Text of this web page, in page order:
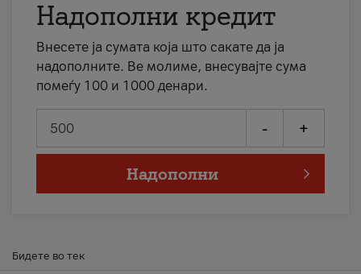
Надополни кредит
Внесете ја сумата која што сакате да ја
надополните. Ве молиме, внесувајте сума
помеѓу 100 и 1000 денари.
- +
Надополни
Бидете во тек